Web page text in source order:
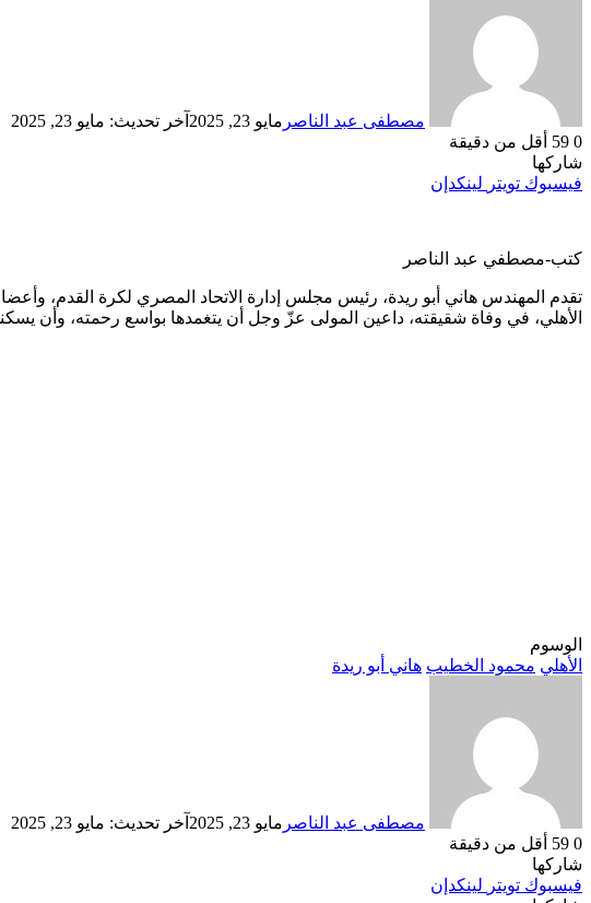
مصطفى عبد الناصر مايو 23, 2025
آخر تحديث: مايو 23, 2025
0
أقل من دقيقة
شاركها
فيسبوك تويتر لينكدإن
كتب-مصطفي عبد الناصر
تقدم المهندس هاني أبو ريدة، رئيس مجلس إدارة الاتحاد المصري لكرة القدم،
الأهلي، في وفاة شقيقته، داعين المولى عزّ وجل أن يتغمدها بواسع رحمته، وأن
الوسوم
الأهلي محمود الخطيب هاني أبو ريدة
مصطفى عبد الناصر مايو 23, 2025
آخر تحديث: مايو 23, 2025
0
أقل من دقيقة
شاركها
فيسبوك تويتر لينكدإن